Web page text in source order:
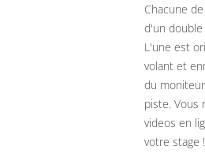
Chacune
d'un
L'une est
volant et
du
piste. Vous
videos en
votre stage !